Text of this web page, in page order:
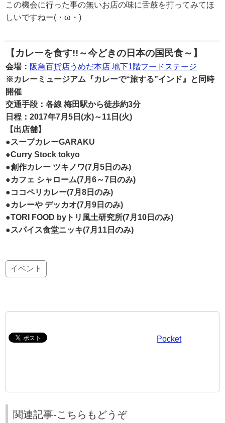
この機会に行った事の無いお店の味に舌鼓を打ってみてほ
しいですねー(・ω・)
【カレーを食す!!～今どきの日本の国民食～】
会場： 阪急百貨店うめだ本店 地下1階フードステージ
※カレーミュージアム『カレーで“旅する”インド』と同時
開催
交通手段：各線 梅田駅から徒歩約3分
日程：2017年7月5日(水)～11日(火)
【出店舗】
●スープカレーGARAKU
●Curry Stock tokyo
●創作カレー ツキノワ(7月5日のみ)
●カフェ シャローム(7月6～7日のみ)
●ココペリカレー(7月8日のみ)
●カレーや デッカオ(7月9日のみ)
●TORI FOOD byトリ風土研究所(7月10日のみ)
●スパイス食堂ニッキ(7月11日のみ)
イベント
Pocket
関連記事-こちらもどうぞ